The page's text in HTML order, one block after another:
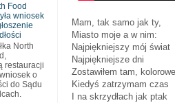
Mam, tak samo jak ty,
Miasto moje a w nim:
Najpiękniejszy mój świat
Najpiękniejsze dni
Zostawiłem tam,
Kiedyś zatrzymam czas
I na skrzydłach jak ptak
Food
wniosek
North
restauracji
o
do Sądu